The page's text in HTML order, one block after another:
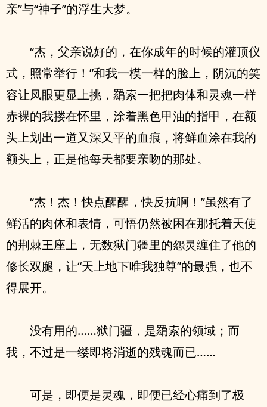
亲”与“神子”的浮生大梦。
“杰，父亲说好的，在你成年的时候的灌顶仪
式，照常举行！”和我一模一样的脸上，阴沉的笑
容让凤眼更显上挑，羂索一把把肉体和灵魂一样
赤裸的我搂在怀里，涂着黑色甲油的指甲，在额
头上划出一道又深又平的血痕，将鲜血涂在我的
额头上，正是他每天都要亲吻的那处。
“杰！杰！快点醒醒，快反抗啊！”虽然有了
鲜活的肉体和表情，可悟仍然被困在那托着天使
的荆棘王座上，无数狱门疆里的怨灵缠住了他的
修长双腿，让“天上地下唯我独尊”的最强，也不
得展开。
没有用的……狱门疆，是羂索的领域；而
我，不过是一缕即将消逝的残魂而已……
可是，即便是灵魂，即便已经心痛到了极